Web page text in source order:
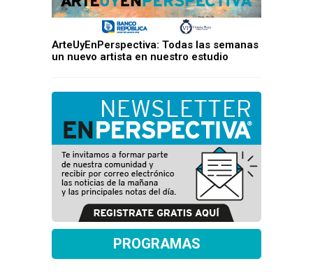
ArteUyEnPerspectiva: Todas las semanas
un nuevo artista en nuestro estudio
PROGRAMAS